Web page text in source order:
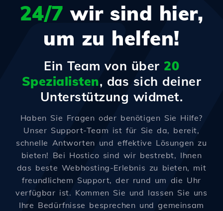
24/7 wir sind hier,
um zu helfen!
Ein Team von über 20
Spezialisten, das sich deiner
Unterstützung widmet.
Haben Sie Fragen oder benötigen Sie Hilfe?
Unser Support-Team ist für Sie da, bereit,
schnelle Antworten und effektive Lösungen zu
bieten! Bei Hostico sind wir bestrebt, Ihnen
das beste Webhosting-Erlebnis zu bieten, mit
freundlichem Support, der rund um die Uhr
verfügbar ist. Kommen Sie und lassen Sie uns
Ihre Bedürfnisse besprechen und gemeinsam